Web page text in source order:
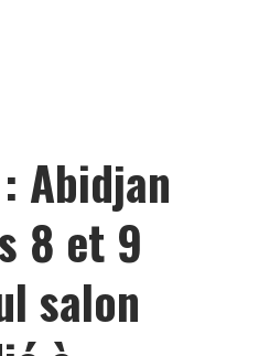
Abidjan
8 et 9
salon